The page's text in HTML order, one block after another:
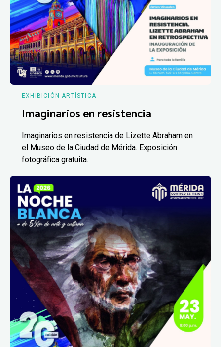
EXHIBICIÓN ARTÍSTICA
Imaginarios en resistencia
Imaginarios en resistencia de Lizette Abraham en
el Museo de la Ciudad de Mérida. Exposición
fotográfica gratuita.